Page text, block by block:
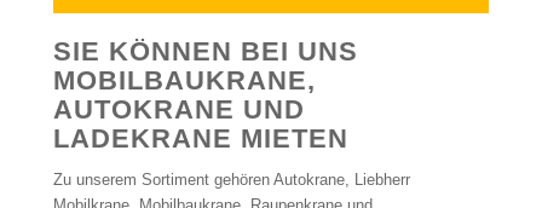
SIE KÖNNEN BEI UNS
MOBILBAUKRANE,
AUTOKRANE UND
LADEKRANE MIETEN
Zu unserem Sortiment gehören Autokrane, Liebherr